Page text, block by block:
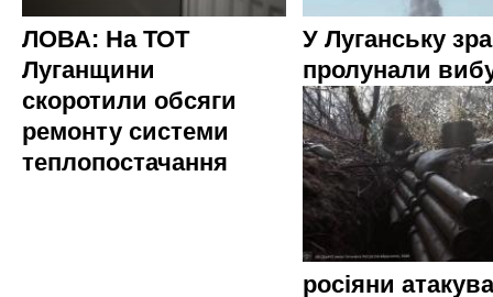
ЛОВА: На ТОТ
Луганщини
скоротили обсяги
ремонту системи
теплопостачання
У Луганську
пролунали
росіяни